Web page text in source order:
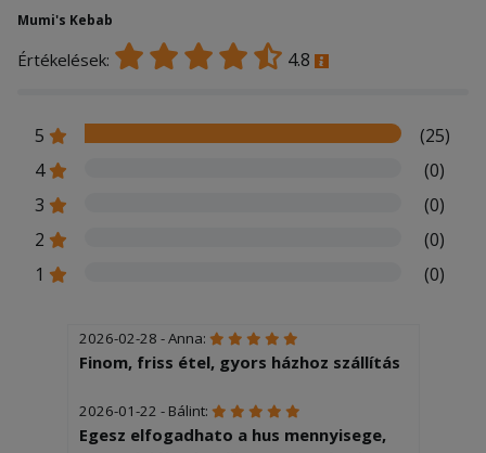
Mumi's Kebab
Értékelések: 4.8
5
(25)
4
(0)
3
(0)
2
(0)
1
(0)
2026-02-28 - Anna:
Finom, friss étel, gyors házhoz szállítás
2026-01-22 - Bálint:
Egesz elfogadhato a hus mennyisege,